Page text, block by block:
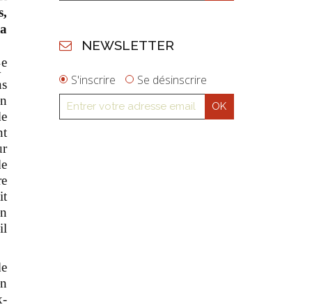
e
NEWSLETTER
S'inscrire Se désinscrire